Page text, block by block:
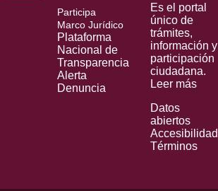
Participa
Marco Jurídico
Plataforma
Nacional de
Transparencia
Alerta
Denuncia
Es el portal
único de
trámites,
información y
participación
ciudadana.
Leer más
Datos
abiertos
Accesibilidad
Términos